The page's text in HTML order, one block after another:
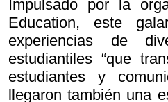
Impulsado por la
Education, este
experiencias de
estudiantiles “que
estudiantes y
llegaron también una